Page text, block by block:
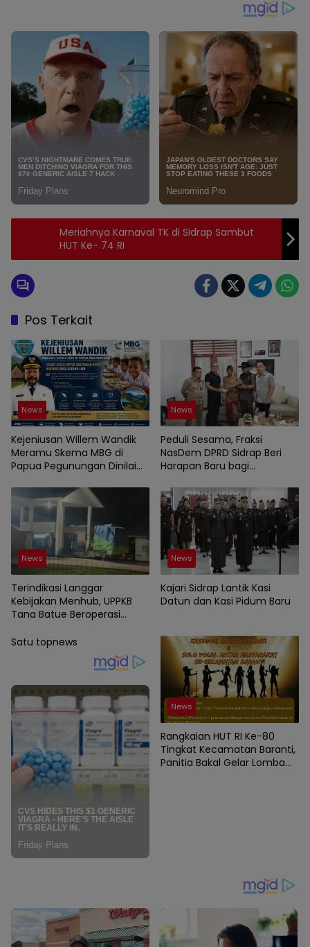
Meriahnya Karnaval TK di Sidrap Sambut
HUT Ke- 74 RI
Pos Terkait
News
Kejeniusan Willem Wandik
Meramu Skema MBG di
Papua Pegunungan Dinilai
News
Peduli Sesama, Fraksi
NasDem DPRD Sidrap Beri
Harapan Baru bagi
News
Terindikasi Langgar
Kebijakan Menhub, UPPKB
Tana Batue Beroperasi
Angkutan Lebaran
News
Kajari Sidrap Lantik Kasi
Datun dan Kasi Pidum Baru
Satu topnews
News
Rangkaian HUT RI Ke-80
Tingkat Kecamatan Baranti,
Panitia Bakal Gelar Lomba